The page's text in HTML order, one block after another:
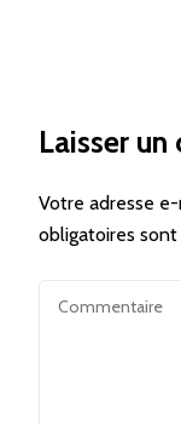
Laisser
Votre adresse
obligatoires